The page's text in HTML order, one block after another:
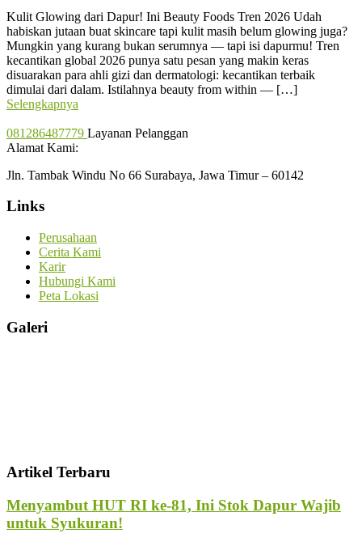
Kulit Glowing dari Dapur! Ini Beauty Foods Tren 2026 Udah
habiskan jutaan buat skincare tapi kulit masih belum glowing juga?
Mungkin yang kurang bukan serumnya — tapi isi dapurmu! Tren
kecantikan global 2026 punya satu pesan yang makin keras
disuarakan para ahli gizi dan dermatologi: kecantikan terbaik
dimulai dari dalam. Istilahnya beauty from within — […]
Selengkapnya
081286487779 Layanan Pelanggan
Alamat Kami:
Jln. Tambak Windu No 66 Surabaya, Jawa Timur – 60142
Links
Perusahaan
Cerita Kami
Karir
Hubungi Kami
Peta Lokasi
Galeri
Artikel Terbaru
Menyambut HUT RI ke-81, Ini Stok Dapur Wajib
untuk Syukuran!